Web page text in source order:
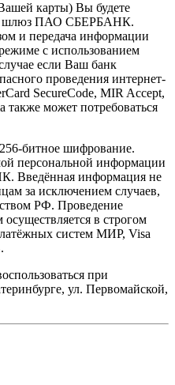
карты) Вы будете
шлюз ПАО СБЕРБАНК.
и передача информации
с использованием
если Ваш банк
проведения интернет-
SecureCode, MIR Accept,
также может потребоваться
битное шифрование.
персональной информации
Введённая информация не
за исключением случаев,
РФ. Проведение
в строгом
систем МИР, Visa
при
ул. Первомайской,